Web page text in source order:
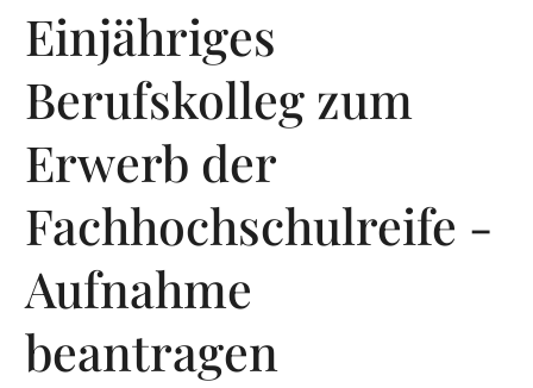
Einjähriges
Berufskolleg zum
Erwerb der
Fachhochschulreife -
Aufnahme
beantragen